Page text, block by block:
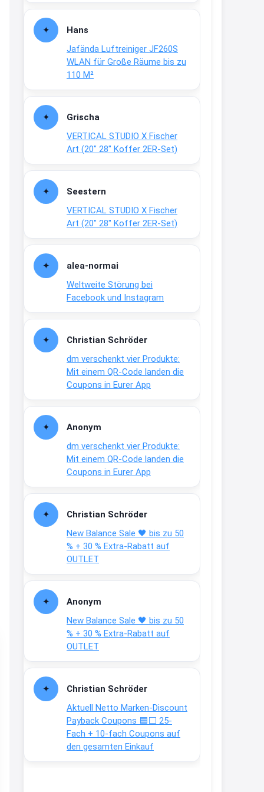
Hans
Jafända Luftreiniger JF260S
WLAN für Große Räume bis zu
110 M²
Grischa
VERTICAL STUDIO X Fischer
Art (20″ 28″ Koffer 2ER-Set)
Seestern
VERTICAL STUDIO X Fischer
Art (20″ 28″ Koffer 2ER-Set)
alea-normai
Weltweite Störung bei
Facebook und Instagram
Christian Schröder
dm verschenkt vier Produkte:
Mit einem QR-Code landen die
Coupons in Eurer App
Anonym
dm verschenkt vier Produkte:
Mit einem QR-Code landen die
Coupons in Eurer App
Christian Schröder
New Balance Sale 🖤 bis zu 50
% + 30 % Extra-Rabatt auf
OUTLET
Anonym
New Balance Sale 🖤 bis zu 50
% + 30 % Extra-Rabatt auf
OUTLET
Christian Schröder
Aktuell Netto Marken-Discount
Payback Coupons 🟦⬜ 25-
Fach + 10-fach Coupons auf
den gesamten Einkauf
Fielmann-Blinkis mehr / wurde
www.fielmann-
group.com/blinkis...
13:44
dich zu sehen, alles gut?
15:01
An 01.08. / Sensodyne Rabatt 3€
/ max. 15.000www.erlebe-
↩
www.meineapotheke.de/
2:19
↩
Joachim
www.linda.de/vorteile/coupons/...
2:21
↩
Gratis Hitzewarn-Aufkleber /
verfärbt sich ab 28 Grad /siehe
Text weiter unten
shop.bioeg.de/aufkleber-
achtun...
↩
Joachim
Gratis personalisierte 7-Tage
Ration Micronährstoffe/ Vitamine
↩
Joachim